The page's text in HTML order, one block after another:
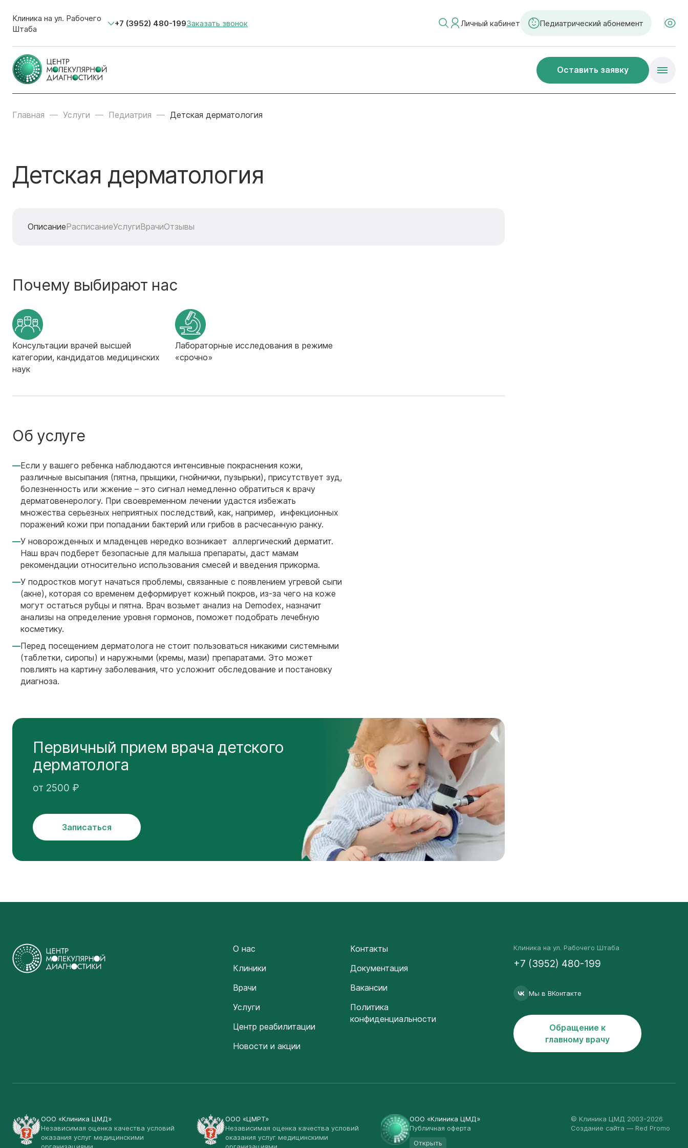
Клиника на ул. Рабочего
Штаба
+7 (3952) 480-199Заказать звонок Личный кабинет Педиатрический абонемент
Оставить заявку
Главная Услуги Педиатрия Детская дерматология
Детская дерматология
ОписаниеРасписаниеУслугиВрачиОтзывы
Почему выбирают нас
Консультации врачей высшей
категории, кандидатов медицинских
наук
Лабораторные исследования в режиме
«срочно»
Об услуге
Если у вашего ребенка наблюдаются интенсивные покраснения кожи,
различные высыпания (пятна, прыщики, гнойнички, пузырьки), присутствует зуд,
болезненность или жжение – это сигнал немедленно обратиться к врачу
дерматовенерологу. При своевременном лечении удастся избежать
множества серьезных неприятных последствий, как, например, инфекционных
поражений кожи при попадании бактерий или грибов в расчесанную ранку.
У новорожденных и младенцев нередко возникает аллергический дерматит.
Наш врач подберет безопасные для малыша препараты, даст мамам
рекомендации относительно использования смесей и введения прикорма.
У подростков могут начаться проблемы, связанные с появлением угревой сыпи
(акне), которая со временем деформирует кожный покров, из-за чего на коже
могут остаться рубцы и пятна. Врач возьмет анализ на Demodex, назначит
анализы на определение уровня гормонов, поможет подобрать лечебную
косметику.
Перед посещением дерматолога не стоит пользоваться никакими системными
(таблетки, сиропы) и наружными (кремы, мази) препаратами. Это может
повлиять на картину заболевания, что усложнит обследование и постановку
диагноза.
Первичный прием врача детского
дерматолога
от 2500 ₽
Записаться
О нас
Клиники
Врачи
Услуги
Центр реабилитации
Новости и акции
Контакты
Документация
Вакансии
Политика
конфиденциальности
Клиника на ул. Рабочего Штаба
+7 (3952) 480-199
Мы в ВКонтакте
Обращение к
главному врачу
ООО «Клиника ЦМД»
Независимая оценка качества условий
оказания услуг медицинскими
ООО «ЦМРТ»
Независимая оценка качества условий
оказания услуг медицинскими
ООО «Клиника ЦМД»
Публичная оферта
Открыть
© Клиника ЦМД 2003-2026
Создание сайта — Red Promo